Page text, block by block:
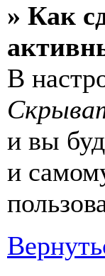
» Как
В
и вы
и